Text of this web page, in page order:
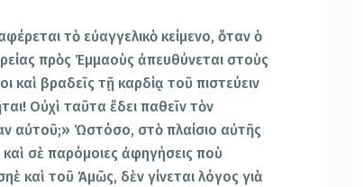
τὸ εὐαγγελικὸ κείμενο, ὅταν ὁ
πρὸς Ἐμμαοὺς ἀπευθύνεται στοὺς
καὶ βραδεῖς τῇ καρδίᾳ τοῦ πιστεύειν
Οὐχὶ ταῦτα ἔδει παθεῖν τὸν
αὐτοῦ;» Ὡστόσο, στὸ πλαίσιο αὐτῆς
σὲ παρόμοιες ἀφηγήσεις ποὺ
καὶ τοῦ Ἀμῶς, δὲν γίνεται λόγος γιὰ